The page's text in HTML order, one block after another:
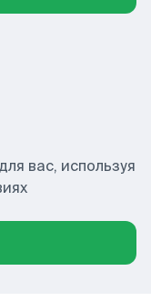
вас, используя